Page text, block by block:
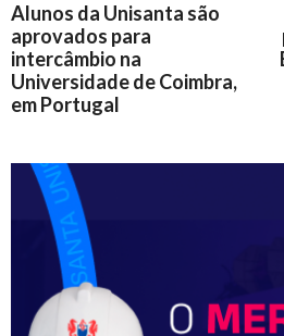
Alunos da Unisanta são
aprovados para
intercâmbio na
Universidade de Coimbra,
em Portugal